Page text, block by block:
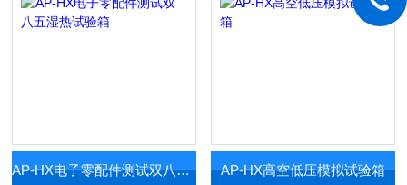
AP-HX电子零配件测试双八五湿热试验箱 AP-HX高空低压模拟试验箱